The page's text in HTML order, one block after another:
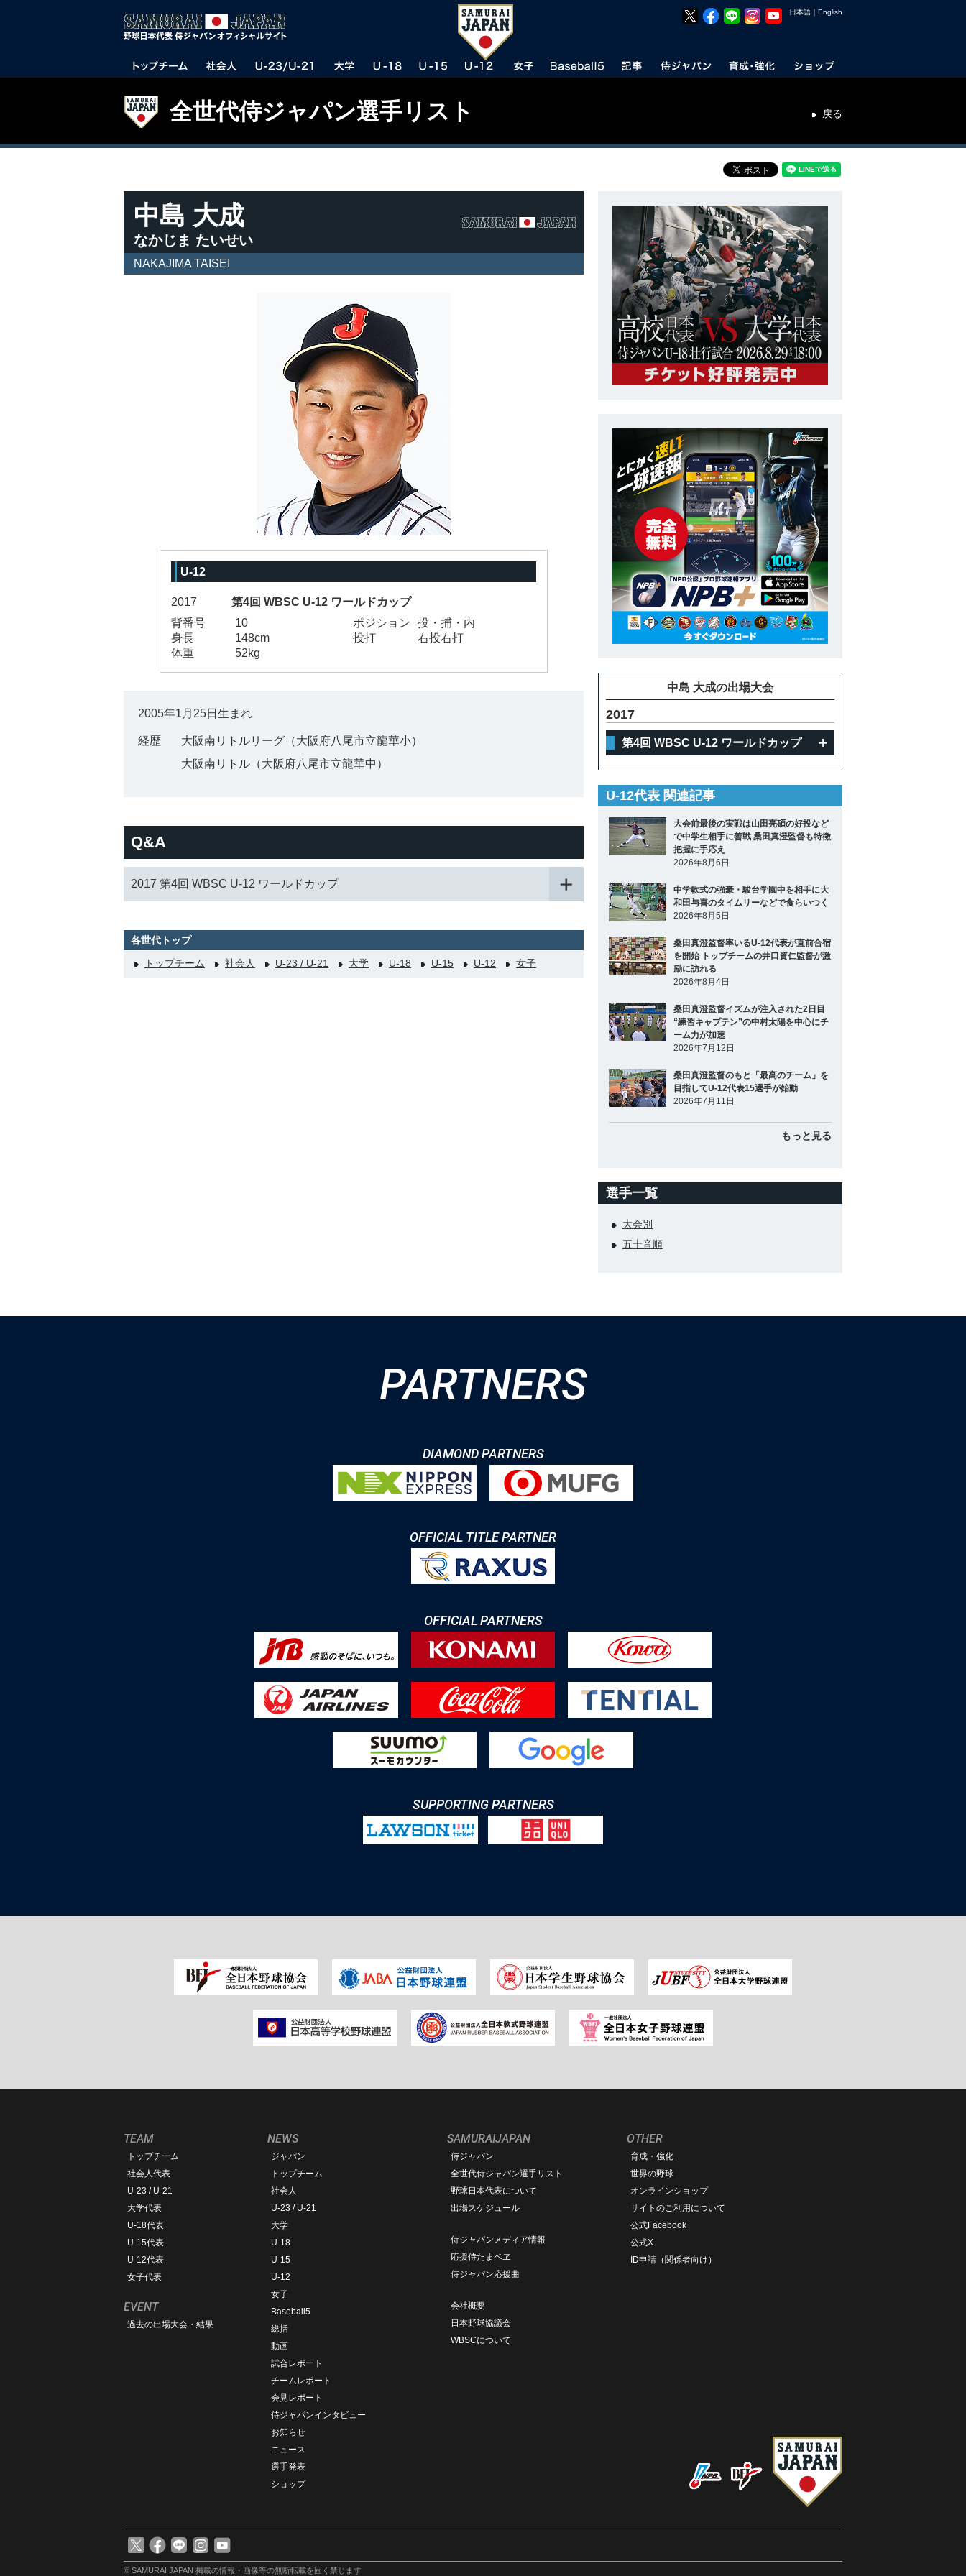
日本語 ｜ English
全世代侍ジャパン選手リスト 戻る
中島 大成
なかじま たいせい
NAKAJIMA TAISEI
U-12
2017
第4回 WBSC U-12 ワールドカップ
背番号
10 ポジション
投・捕・内
身長
148cm 投打
右投右打
体重
52kg
2005年1月25日生まれ
経歴
大阪南リトルリーグ（大阪府八尾市立龍華小）
大阪南リトル（大阪府八尾市立龍華中）
Q&A
2017 第4回 WBSC U-12 ワールドカップ
各世代トップ
トップチーム
社会人 U-23 / U-21 大学 U-18 U-15 U-12 女子
中島 大成の出場大会
2017
第4回 WBSC U-12 ワールドカップ
U-12代表 関連記事
大会前最後の実戦は山田亮碩の好投など
で中学生相手に善戦 桑田真澄監督も特徴
把握に手応え
2026年8月6日
中学軟式の強豪・駿台学園中を相手に大
和田与喜のタイムリーなどで食らいつく
2026年8月5日
桑田真澄監督率いるU-12代表が直前合宿
を開始 トップチームの井口資仁監督が激
励に訪れる
2026年8月4日
桑田真澄監督イズムが注入された2日目
“練習キャプテン”の中村太陽を中心にチ
ーム力が加速
2026年7月12日
桑田真澄監督のもと「最高のチーム」を
目指してU-12代表15選手が始動
2026年7月11日
もっと見る
選手一覧
大会別
五十音順
PARTNERS
DIAMOND PARTNERS
OFFICIAL TITLE PARTNER
OFFICIAL PARTNERS
SUPPORTING PARTNERS
TEAM
トップチーム
社会人代表
U-23 / U-21
大学代表
U-18代表
U-15代表
U-12代表
女子代表
EVENT
過去の出場大会・結果
NEWS
ジャパン
トップチーム
社会人
U-23 / U-21
大学
U-18
U-15
U-12
女子
Baseball5
総括
動画
試合レポート
チームレポート
会見レポート
侍ジャパンインタビュー
お知らせ
ニュース
選手発表
ショップ
SAMURAIJAPAN
侍ジャパン
全世代侍ジャパン選手リスト
野球日本代表について
出場スケジュール
侍ジャパンメディア情報
応援侍たまベヱ
侍ジャパン応援曲
会社概要
日本野球協議会
WBSCについて
OTHER
育成・強化
世界の野球
オンラインショップ
サイトのご利用について
公式Facebook
公式X
ID申請（関係者向け）
© SAMURAI JAPAN 掲載の情報・画像等の無断転載を固く禁じます